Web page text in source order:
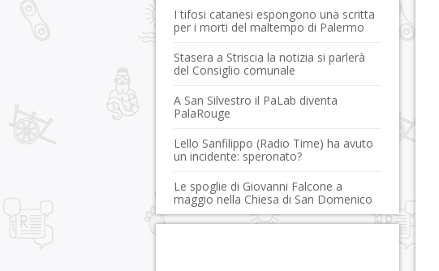
I tifosi catanesi espongono una scritta
per i morti del maltempo di Palermo
Stasera a Striscia la notizia si parlerà
del Consiglio comunale
A San Silvestro il PaLab diventa
PalaRouge
Lello Sanfilippo (Radio Time) ha avuto
un incidente: speronato?
Le spoglie di Giovanni Falcone a
maggio nella Chiesa di San Domenico